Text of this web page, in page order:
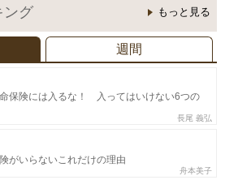
ング もっと見る
週間
保険には入るな！ 入ってはいけない6つの
長尾 義弘
がいらないこれだけの理由
舟本美子